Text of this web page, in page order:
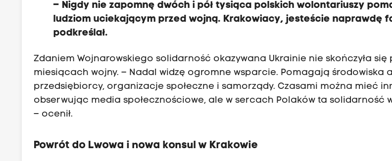
– Nigdy nie zapomnę dwóch i pół tysiąca polskich wolontariuszy
ludziom uciekającym przed wojną. Krakowiacy, jesteście naprawdę
podkreślał.
Zdaniem Wojnarowskiego solidarność okazywana Ukrainie nie skończyła się
miesiącach wojny. – Nadal widzę ogromne wsparcie. Pomagają środowiska
przedsiębiorcy, organizacje społeczne i samorządy. Czasami można mieć
obserwując media społecznościowe, ale w sercach Polaków ta solidarność
– ocenił.
Powrót do Lwowa i nowa konsul w Krakowie